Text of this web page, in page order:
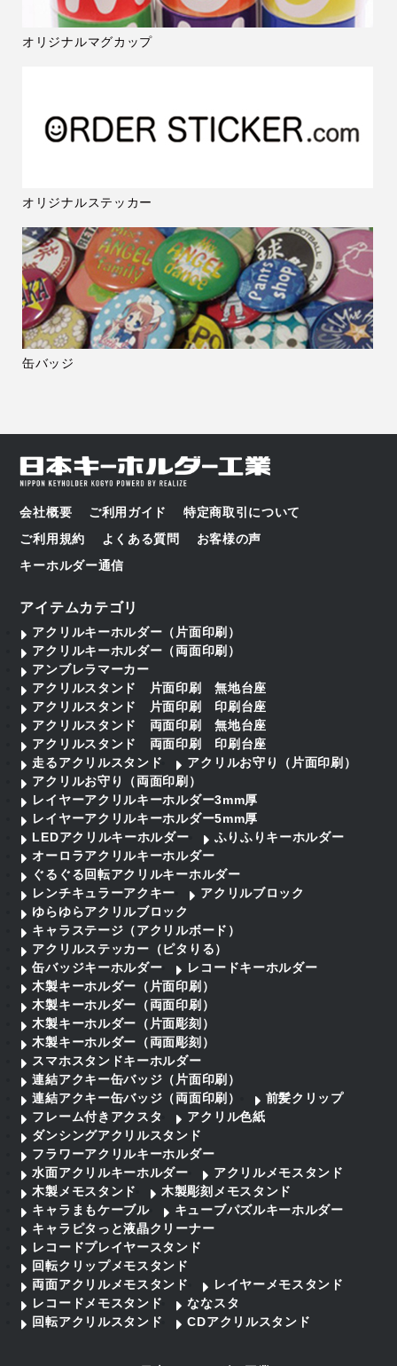
オリジナルマグカップ
オリジナルステッカー
缶バッジ
会社概要 ご利用ガイド
特定商取引について
ご利用規約
よくある質問
お客様の声
キーホルダー通信
アイテムカテゴリ
アクリルキーホルダー（片面印刷）
アクリルキーホルダー（両面印刷）
アンブレラマーカー
アクリルスタンド 片面印刷 無地台座
アクリルスタンド 片面印刷 印刷台座
アクリルスタンド 両面印刷 無地台座
アクリルスタンド 両面印刷 印刷台座
走るアクリルスタンド
アクリルお守り（片面印刷）
アクリルお守り（両面印刷）
レイヤーアクリルキーホルダー3mm厚
レイヤーアクリルキーホルダー5mm厚
LEDアクリルキーホルダー
ふりふりキーホルダー
オーロラアクリルキーホルダー
ぐるぐる回転アクリルキーホルダー
レンチキュラーアクキー
アクリルブロック
ゆらゆらアクリルブロック
キャラステージ（アクリルボード）
アクリルステッカー（ピタりる）
缶バッジキーホルダー
レコードキーホルダー
木製キーホルダー（片面印刷）
木製キーホルダー（両面印刷）
木製キーホルダー（片面彫刻）
木製キーホルダー（両面彫刻）
スマホスタンドキーホルダー
連結アクキー缶バッジ（片面印刷）
連結アクキー缶バッジ（両面印刷）
前髪クリップ
フレーム付きアクスタ
アクリル色紙
ダンシングアクリルスタンド
フラワーアクリルキーホルダー
水面アクリルキーホルダー
アクリルメモスタンド
木製メモスタンド
木製彫刻メモスタンド
キャラまもケーブル
キューブパズルキーホルダー
キャラピタっと液晶クリーナー
レコードプレイヤースタンド
回転クリップメモスタンド
両面アクリルメモスタンド
レイヤーメモスタンド
レコードメモスタンド
ななスタ
回転アクリルスタンド
CDアクリルスタンド